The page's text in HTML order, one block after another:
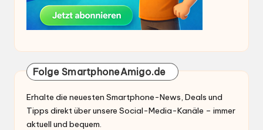
Folge SmartphoneAmigo.de
Erhalte die neuesten Smartphone-News, Deals und
Tipps direkt über unsere Social-Media-Kanäle – immer
aktuell und bequem.